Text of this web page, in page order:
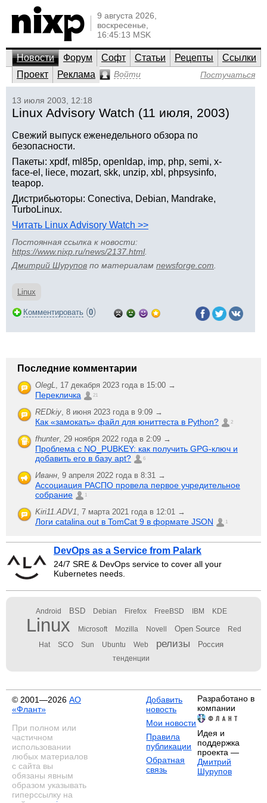
9 августа 2026,
воскресенье,
16:45:13 MSK
Новости Форум Софт Статьи Рецепты
Ссылки
Проект
Реклама Войти Постучаться
13 июля 2003, 12:18
Linux Advisory Watch (11 июля, 2003)
Свежий выпуск еженедельного обзора по
безопасности.
Пакеты: xpdf, ml85p, openldap, imp, php, semi, x-
face-el, liece, mozart, skk, unzip, xbl, phpsysinfo,
teapop.
Дистрибьюторы: Conectiva, Debian, Mandrake,
TurboLinux.
Читать Linux Advisory Watch >>
Постоянная ссылка к новости:
https://www.nixp.ru/news/2137.html.
Дмитрий Шурупов по материалам newsforge.com
Linux
Комментировать (0)
Последние комментарии
OlegL, 17 декабря 2023 года в 15:00 →
Перекличка 21
REDkiy, 8 июня 2023 года в 9:09 →
Как «замокать» файл для юниттеста в Python? 2
fhunter, 29 ноября 2022 года в 2:09 →
Проблема с NO_PUBKEY: как получить GPG-ключ и
добавить его в базу apt?
6
Иванн, 9 апреля 2022 года в 8:31 →
Ассоциация РАСПО провела первое учредительное
собрание
1
Kiri11.ADV1, 7 марта 2021 года в 12:01 →
Логи catalina.out в TomCat 9 в формате JSON 1
DevOps as a Service from Palark
24/7 SRE & DevOps service to cover all your
Kubernetes needs.
Android BSD Debian Firefox FreeBSD IBM KDE
Linux Microsoft Mozilla Novell Open Source Red
Hat SCO Sun Ubuntu Web релизы Россия
тенденции
© 2001—2026 АО
«Флант»
При полном или
частичном
использовании
любых материалов
с сайта вы
обязаны явным
образом указывать
гиперссылку на
Добавить
новость
Мои новости
Правила
публикации
Обратная
связь
Разработано в
компании
Идея и
поддержка
проекта —
Дмитрий
Шурупов